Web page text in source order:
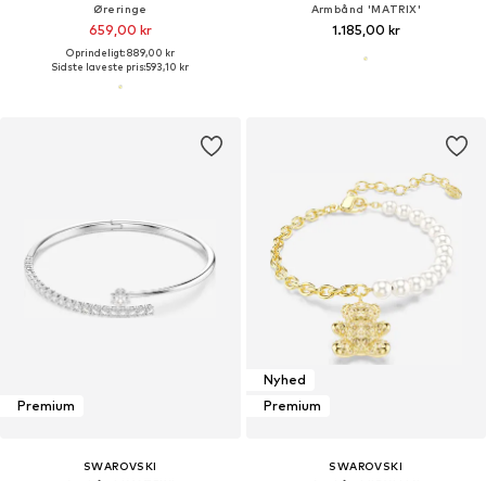
Øreringe
659,00 kr
Oprindeligt: 889,00 kr
Sidste laveste pris:593,10 kr
Armbånd 'MATRIX'
1.185,00 kr
Premium
SWAROVSKI
Nyhed
Premium
SWAROVSKI